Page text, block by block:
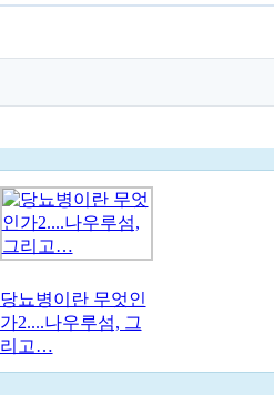
당뇨병이란 무엇인
가2....나우루섬, 그
리고…